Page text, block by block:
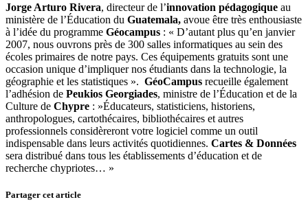
Jorge Arturo Rivera, directeur de l’innovation pédagogique au
ministère de l’Éducation du Guatemala, avoue être très enthousiaste
à l’idée du programme Géocampus : « D’autant plus qu’en janvier
2007, nous ouvrons près de 300 salles informatiques au sein des
écoles primaires de notre pays. Ces équipements gratuits sont une
occasion unique d’impliquer nos étudiants dans la technologie, la
géographie et les statistiques ». GéoCampus recueille également
l’adhésion de Peukios Georgiades, ministre de l’Éducation et de la
Culture de Chypre : »Éducateurs, statisticiens, historiens,
anthropologues, cartothécaires, bibliothécaires et autres
professionnels considèreront votre logiciel comme un outil
indispensable dans leurs activités quotidiennes. Cartes & Données
sera distribué dans tous les établissements d’éducation et de
recherche chypriotes… »
Partager cet article